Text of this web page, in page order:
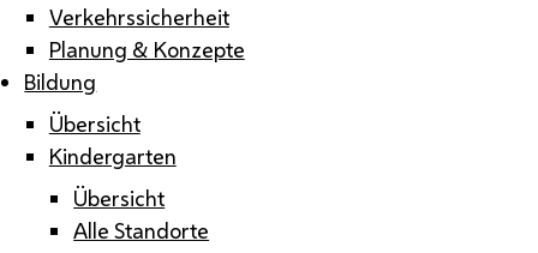
Verkehrssicherheit
Planung & Konzepte
Bildung
Übersicht
Kindergarten
Übersicht
Alle Standorte